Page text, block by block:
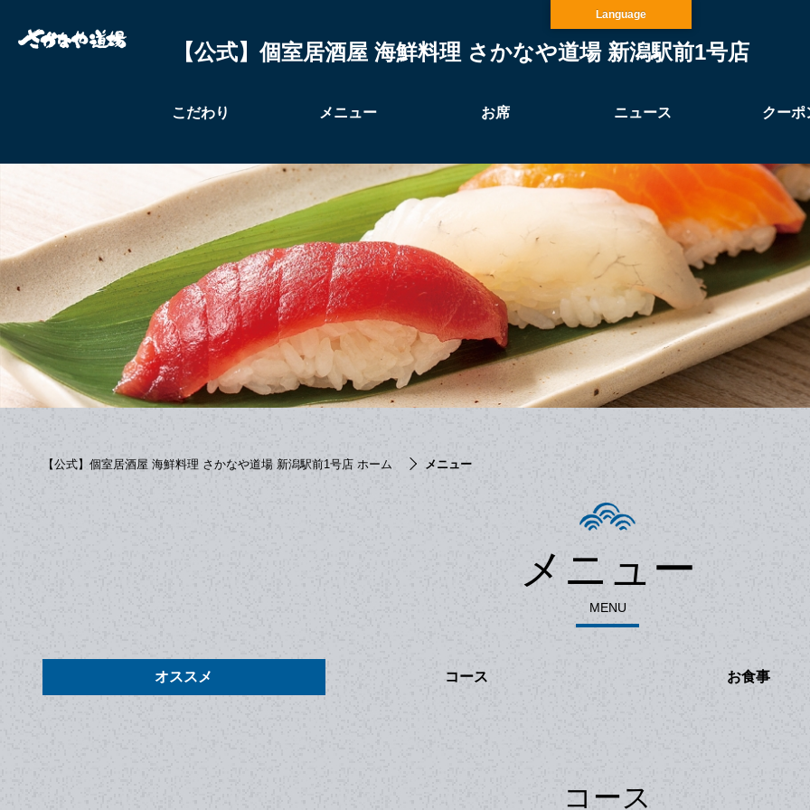
【公式】個室居酒屋 海鮮料理 さかなや道場 新潟駅前1号店
こだわり メニュー お席 ニュース クーポ
【公式】個室居酒屋 海鮮料理 さかなや道場 新潟駅前1号店 ホーム メニュー
メニュー
MENU
オススメ コース お食事
コース
Language